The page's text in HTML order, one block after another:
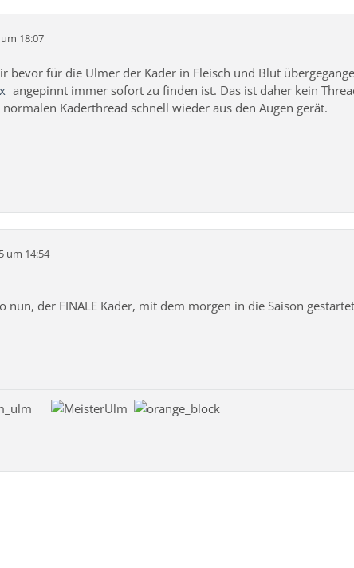
18:07
bevor für die Ulmer der Kader in Fleisch und Blut
angepinnt immer sofort zu finden ist. Das ist daher kein
Kaderthread schnell wieder aus den Augen gerät.
um 14:54
nun, der FINALE Kader, mit dem morgen in die Saison